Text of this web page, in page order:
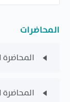
المحاضرات
المحاضرة
المحاضرة